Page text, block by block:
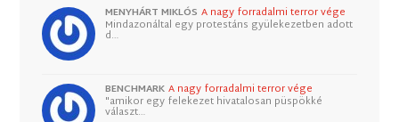
MENYHÁRT MIKLÓS A nagy forradalmi terror vége
Mindazonáltal egy protestáns gyülekezetben adott
d…
BENCHMARK A nagy forradalmi terror vége
"amikor egy felekezet hivatalosan püspökké
választ…